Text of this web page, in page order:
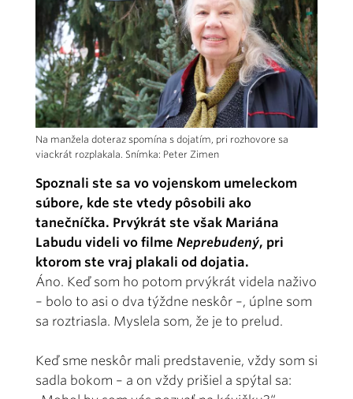
Na manžela doteraz spomína s dojatím, pri rozhovore sa
viackrát rozplakala. Snímka: Peter Zimen
Spoznali ste sa vo vojenskom umeleckom
súbore, kde ste vtedy pôsobili ako
tanečníčka. Prvýkrát ste však Mariána
Labudu videli vo filme Neprebudený, pri
ktorom ste vraj plakali od dojatia.
Áno. Keď som ho potom prvýkrát videla naživo
– bolo to asi o dva týždne neskôr –, úplne som
sa roztriasla. Myslela som, že je to prelud.
Keď sme neskôr mali predstavenie, vždy som si
sadla bokom – a on vždy prišiel a spýtal sa: